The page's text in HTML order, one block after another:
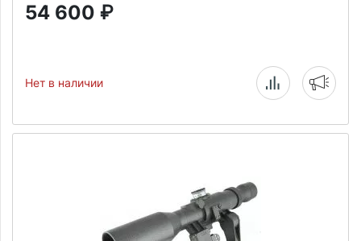
54 600 ₽
Нет в наличии